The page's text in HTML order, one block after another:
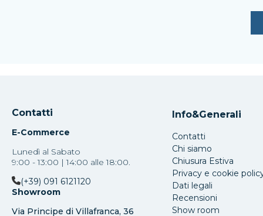
Contatti
E-Commerce
Lunedì al Sabato
9:00 - 13:00 | 14:00 alle 18:00.
(+39) 091 6121120
Showroom
Via Principe di Villafranca, 36
Info&Generali
Contatti
Chi siamo
Chiusura Estiva
Privacy e cookie
Dati legali
Recensioni
Show room